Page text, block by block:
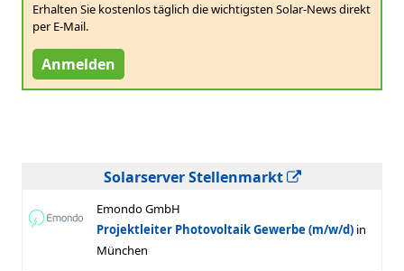
Erhalten Sie kostenlos täglich die wichtigsten Solar-News direkt
per E-Mail.
Anmelden
Solarserver Stellenmarkt